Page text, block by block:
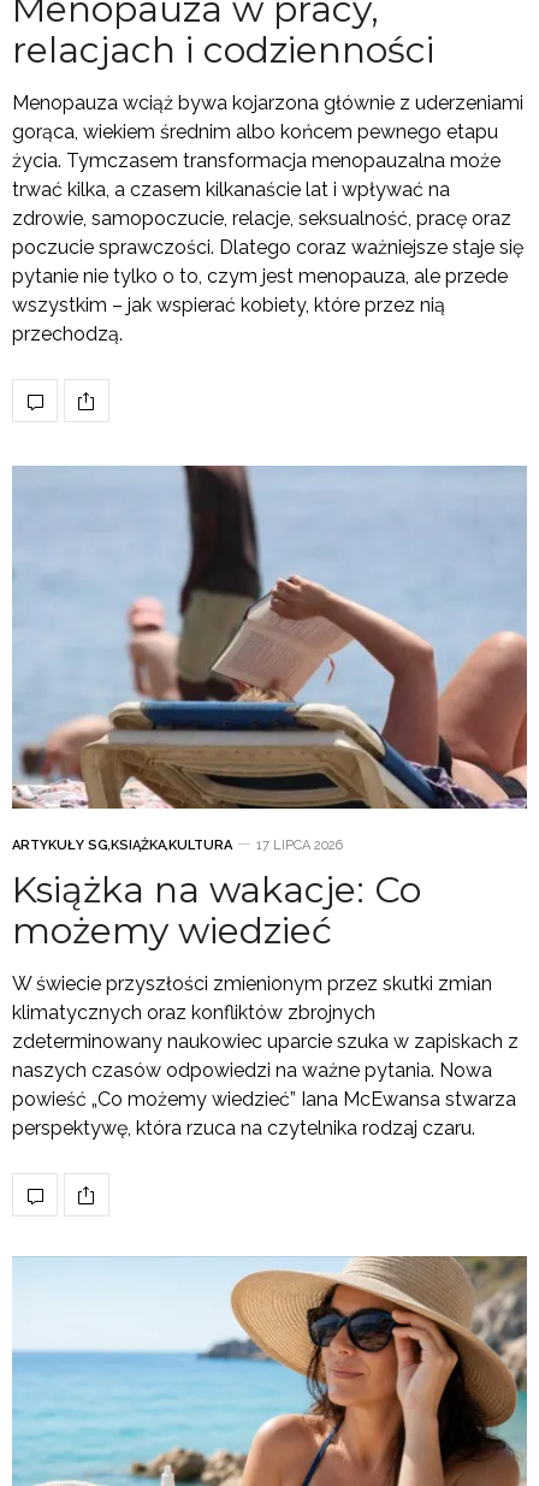
Menopauza w pracy,
relacjach i codzienności
Menopauza wciąż bywa kojarzona głównie z uderzeniami
gorąca, wiekiem średnim albo końcem pewnego etapu
życia. Tymczasem transformacja menopauzalna może
trwać kilka, a czasem kilkanaście lat i wpływać na
zdrowie, samopoczucie, relacje, seksualność, pracę oraz
poczucie sprawczości. Dlatego coraz ważniejsze staje się
pytanie nie tylko o to, czym jest menopauza, ale przede
wszystkim – jak wspierać kobiety, które przez nią
przechodzą.
ARTYKUŁY SG,KSIĄŻKA,KULTURA 17 LIPCA 2026
Książka na wakacje: Co
możemy wiedzieć
W świecie przyszłości zmienionym przez skutki zmian
klimatycznych oraz konfliktów zbrojnych
zdeterminowany naukowiec uparcie szuka w zapiskach z
naszych czasów odpowiedzi na ważne pytania. Nowa
powieść „Co możemy wiedzieć” Iana McEwansa stwarza
perspektywę, która rzuca na czytelnika rodzaj czaru.